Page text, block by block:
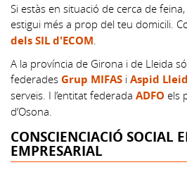
Si estàs en situació de cerca de
estigui més a prop del teu domicili.
dels SIL d'ECOM
A la província de Girona i de Lleida
federades Grup MIFAS i Aspid
serveis. I l’entitat federada ADFO els
d’Osona.
CONSCIENCIACIÓ SOCIAL
EMPRESARIAL